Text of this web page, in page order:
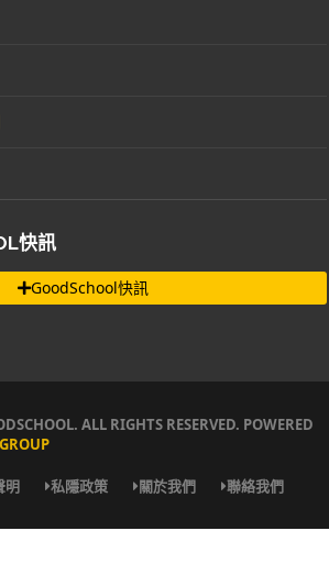
快訊
GoodSchool快訊
ALL RIGHTS RESERVED. POWERED
明 私隱政策 關於我們 聯絡我們